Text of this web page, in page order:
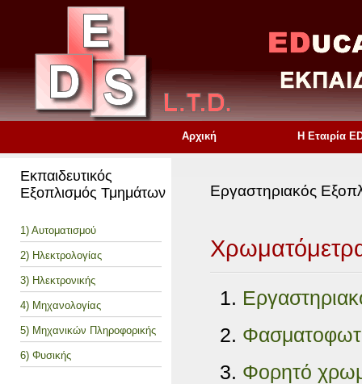
Αρχική Η Εταιρία
Εκπαιδευτικός
Εξοπλισμός Τμημάτων
1) Αυτοματισμού
2) Ηλεκτρολογίας
3) Ηλεκτρονικής
4) Μηχανολογίας
5) Μηχανικών Πληροφορικής
6) Φυσικής
Εργαστηριακός
Φορητό